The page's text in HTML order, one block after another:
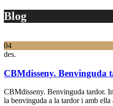
Blog
04
des.
CBMdisseny. Benvinguda
CBMdisseny. Benvinguda tardor.
la benvinguda a la tardor i amb ella